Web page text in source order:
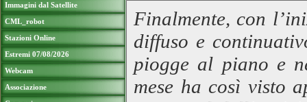
Immagini dal Satellite
CML_robot
Stazioni Online
Estremi 07/08/2026
Webcam
Associazione
Finalmente, con
diffuso e
piogge al piano e
mese ha così visto